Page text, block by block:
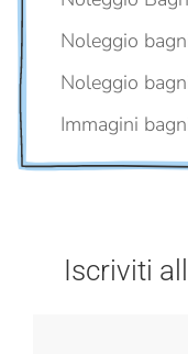
Noleggio
Noleggio
Immagini
Iscriviti